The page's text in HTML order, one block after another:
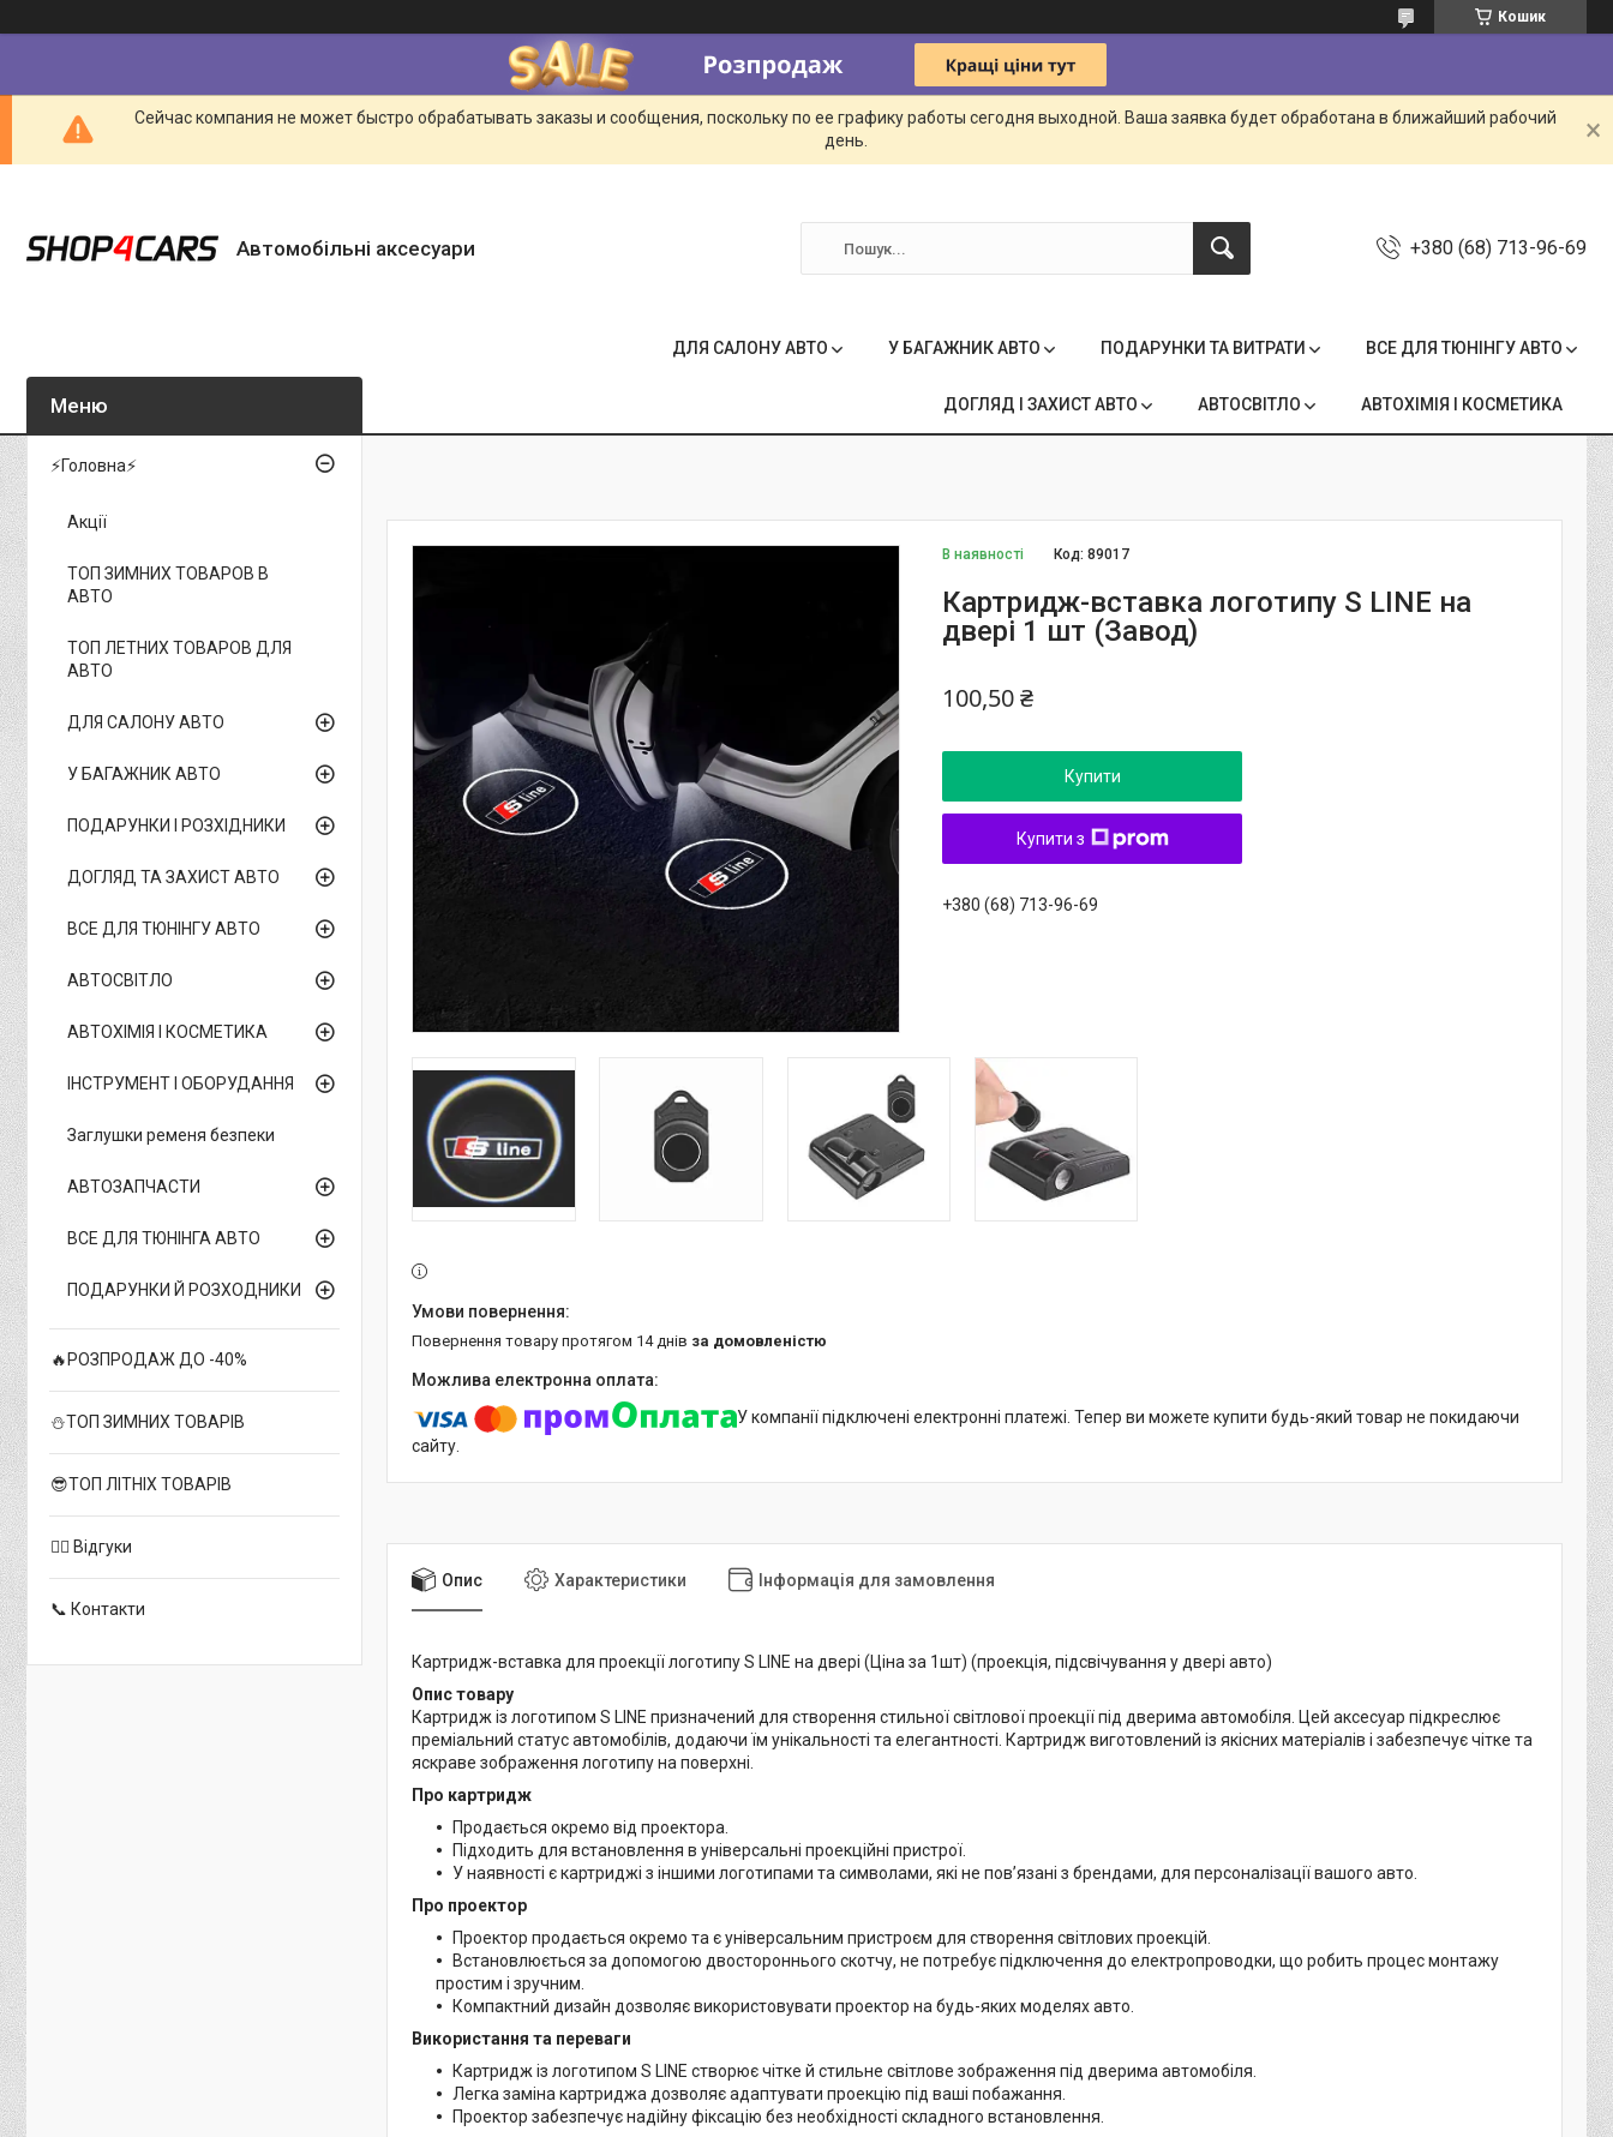
Кошик
Сейчас компания не может быстро обрабатывать заказы и сообщения, поскольку по ее графику работы сегодня выходной. Ваша заявка будет обработана в ближайший рабочий
день.
Автомобільні аксесуари +380 (68) 713-96-69
ДЛЯ САЛОНУ АВТО У БАГАЖНИК АВТО ПОДАРУНКИ ТА ВИТРАТИ ВСЕ ДЛЯ ТЮНІНГУ АВТО
ДОГЛЯД І ЗАХИСТ АВТО АВТОСВІТЛО АВТОХІМІЯ І КОСМЕТИКА
В наявності Код:89017
Картридж-вставка логотипу S LINE на
двері 1 шт (Завод)
100,50 ₴
Купити
Купити з
+380 (68) 713-96-69
повернення товару протягом 14 днів за домовленістю
У компанії підключені електронні платежі. Тепер ви можете купити будь-який товар не покидаючи
сайту.
Опис Характеристики Інформація для замовлення
Картридж-вставка для проекції логотипу S LINE на двері (Ціна за 1шт) (проекція, підсвічування у двері авто)
Опис товару
Картридж із логотипом S LINE призначений для створення стильної світлової проекції під дверима автомобіля. Цей аксесуар підкреслює
преміальний статус автомобілів, додаючи їм унікальності та елегантності. Картридж виготовлений із якісних матеріалів і забезпечує чітке та
яскраве зображення логотипу на поверхні.
Про картридж
Продається окремо від проектора.
Підходить для встановлення в універсальні проекційні пристрої.
У наявності є картриджі з іншими логотипами та символами, які не пов’язані з брендами, для персоналізації вашого авто.
Про проектор
Проектор продається окремо та є універсальним пристроєм для створення світлових проекцій.
Встановлюється за допомогою двостороннього скотчу, не потребує підключення до електропроводки, що робить процес монтажу
простим і зручним.
Компактний дизайн дозволяє використовувати проектор на будь-яких моделях авто.
Використання та переваги
Картридж із логотипом S LINE створює чітке й стильне світлове зображення під дверима автомобіля.
Легка заміна картриджа дозволяє адаптувати проекцію під ваші побажання.
Проектор забезпечує надійну фіксацію без необхідності складного встановлення.
⚡Головна⚡
Акції
ТОП ЗИМНИХ ТОВАРОВ В
АВТО
ТОП ЛЕТНИХ ТОВАРОВ ДЛЯ
АВТО
ДЛЯ САЛОНУ АВТО
У БАГАЖНИК АВТО
ПОДАРУНКИ І РОЗХІДНИКИ
ДОГЛЯД ТА ЗАХИСТ АВТО
ВСЕ ДЛЯ ТЮНІНГУ АВТО
АВТОСВІТЛО
АВТОХІМІЯ І КОСМЕТИКА
ІНСТРУМЕНТ І ОБОРУДАННЯ
Заглушки ременя безпеки
АВТОЗАПЧАСТИ
ВСЕ ДЛЯ ТЮНІНГА АВТО
ПОДАРУНКИ Й РОЗХОДНИКИ
🔥РОЗПРОДАЖ ДО -40%
⛄ТОП ЗИМНИХ ТОВАРІВ
😎ТОП ЛІТНІХ ТОВАРІВ
✍🏻 Відгуки
📞 Контакти